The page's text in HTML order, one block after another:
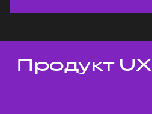
Темы докладов
Продукт